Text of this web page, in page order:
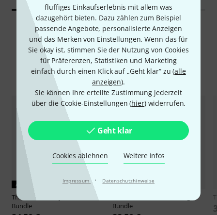
fluffiges Einkaufserlebnis mit allem was
dazugehört bieten. Dazu zählen zum Beispiel
passende Angebote, personalisierte Anzeigen
und das Merken von Einstellungen. Wenn das für
Sie okay ist, stimmen Sie der Nutzung von Cookies
für Präferenzen, Statistiken und Marketing
einfach durch einen Klick auf „Geht klar“ zu (alle
anzeigen).
Sie können Ihre erteilte Zustimmung jederzeit
über die Cookie-Einstellungen (hier) widerrufen.
Geht klar
Cookies ablehnen Weitere Infos
Impressum · Datenschutzhinweise
Alternativen vergleichen
AKTUELLES PRODUKT
Thomann
Bundle
Bundle